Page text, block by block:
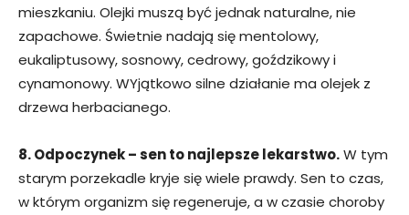
mieszkaniu. Olejki muszą być jednak naturalne, nie
zapachowe. Świetnie nadają się mentolowy,
eukaliptusowy, sosnowy, cedrowy, goździkowy i
cynamonowy. WYjątkowo silne działanie ma olejek z
drzewa herbacianego.
8. Odpoczynek – sen to najlepsze lekarstwo.W tym
starym porzekadle kryje się wiele prawdy. Sen to czas,
w którym organizm się regeneruje, a w czasie choroby